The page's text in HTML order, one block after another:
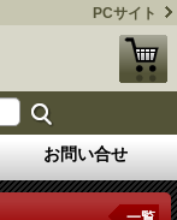
PCサイト
お問い合せ